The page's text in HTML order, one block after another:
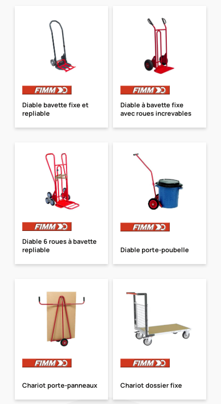
Diable bavette fixe et
repliable
Diable à bavette fixe
avec roues increvables
Diable 6 roues à bavette
repliable
Diable porte-poubelle
Chariot porte-panneaux Chariot dossier fixe